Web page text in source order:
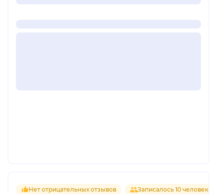
Нет отрицательных отзывов Записалось 10 человек